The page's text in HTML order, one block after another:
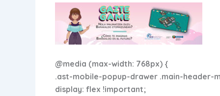
@media (max-width: 768px) {
.ast-mobile-popup-drawer .main-header-
display: flex !important;